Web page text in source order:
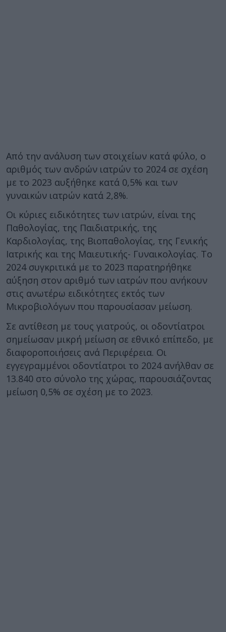
Από την ανάλυση των στοιχείων κατά φύλο, ο
αριθμός των ανδρών ιατρών το 2024 σε σχέση
με το 2023 αυξήθηκε κατά 0,5% και των
γυναικών ιατρών κατά 2,8%.
Οι κύριες ειδικότητες των ιατρών, είναι της
Παθολογίας, της Παιδιατρικής, της
Καρδιολογίας, της Βιοπαθολογίας, της Γενικής
Ιατρικής και της Μαιευτικής- Γυναικολογίας. Το
2024 συγκριτικά με το 2023 παρατηρήθηκε
αύξηση στον αριθμό των ιατρών που ανήκουν
στις ανωτέρω ειδικότητες εκτός των
Μικροβιολόγων που παρουσίασαν μείωση.
Σε αντίθεση με τους γιατρούς, οι οδοντίατροι
σημείωσαν μικρή μείωση σε εθνικό επίπεδο, με
διαφοροποιήσεις ανά Περιφέρεια. Οι
εγγεγραμμένοι οδοντίατροι το 2024 ανήλθαν σε
13.840 στο σύνολο της χώρας, παρουσιάζοντας
μείωση 0,5% σε σχέση με το 2023.